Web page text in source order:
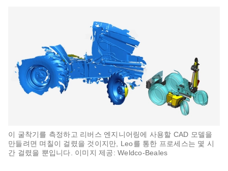
이 굴착기를 측정하고 리버스 엔지니어링에 사용할 CAD 모델을
만들려면 며칠이 걸렸을 것이지만, Leo를 통한 프로세스는 몇 시
간 걸렸을 뿐입니다. 이미지 제공: Weldco-Beales